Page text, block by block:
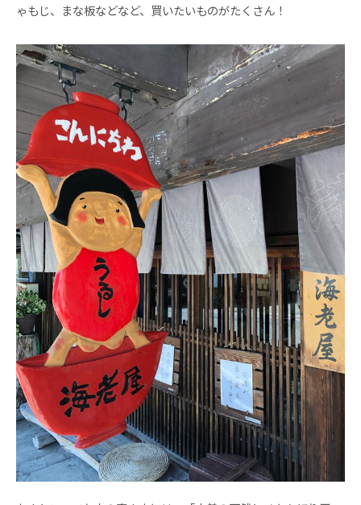
ゃもじ、まな板などなど、買いたいものがたくさん！